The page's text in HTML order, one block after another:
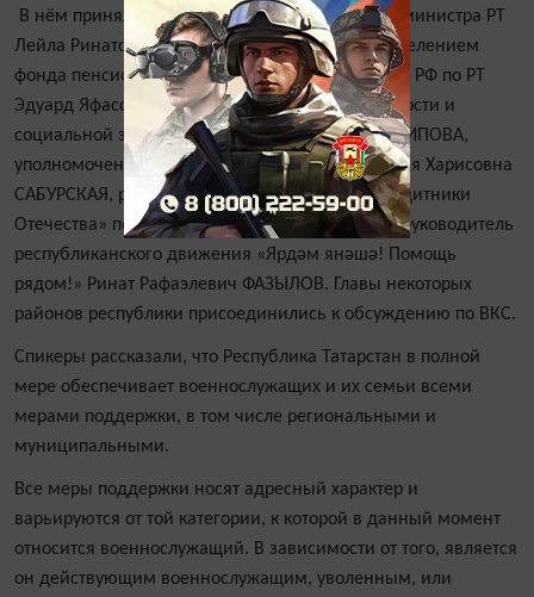
В нём приняли участие заместитель Премьер-министра РТ
Лейла Ринатовна ФАЗЛЕЕВА, управляющий Отделением
фонда пенсионного и социального страхования РФ по РТ
Эдуард Яфасович ВАФИН, министр труда, занятости и
социальной защиты РТ Эльмира Амировна ЗАРИПОВА,
уполномоченный по правам человека в РТ Сария Харисовна
САБУРСКАЯ, руководитель филиала Фонда «Защитники
Отечества» по РТ Гузель Любисовна УДАЧИНА, руководитель
республиканского движения «Ярдәм янәшә! Помощь
рядом!» Ринат Рафаэлевич ФАЗЫЛОВ. Главы некоторых
районов республики присоединились к обсуждению по ВКС.
Спикеры рассказали, что Республика Татарстан в полной
мере обеспечивает военнослужащих и их семьи всеми
мерами поддержки, в том числе региональными и
муниципальными.
Все меры поддержки носят адресный характер и
варьируются от той категории, к которой в данный момент
относится военнослужащий. В зависимости от того, является
он действующим военнослужащим, уволенным, или